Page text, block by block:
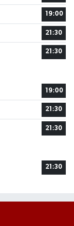
19:00
21:30
21:30
19:00
21:30
21:30
21:30